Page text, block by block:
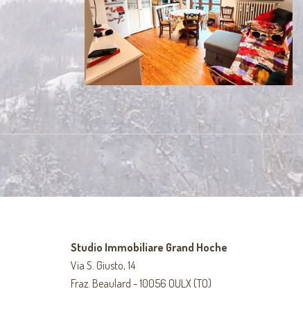
Studio Immobiliare Grand Hoche
Via S. Giusto, 14
Fraz. Beaulard - 10056 OULX (TO)